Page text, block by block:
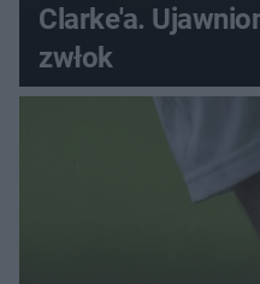
Clarke'a.
zwłok